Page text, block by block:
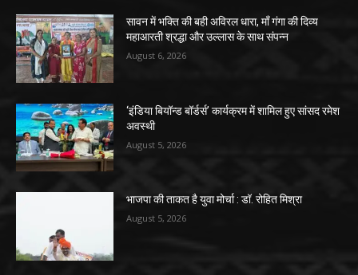
सावन में भक्ति की बही अविरल धारा, माँ गंगा की दिव्य
महाआरती श्रद्धा और उल्लास के साथ संपन्न
August 6, 2026
‘इंडिया बियॉन्ड बॉर्डर्स’ कार्यक्रम में शामिल हुए सांसद रमेश
अवस्थी
August 5, 2026
भाजपा की ताकत है युवा मोर्चा : डॉ. रोहित मिश्रा
August 5, 2026